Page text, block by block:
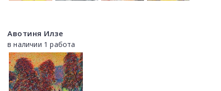
Авотиня Илзе
в наличии 1 работа